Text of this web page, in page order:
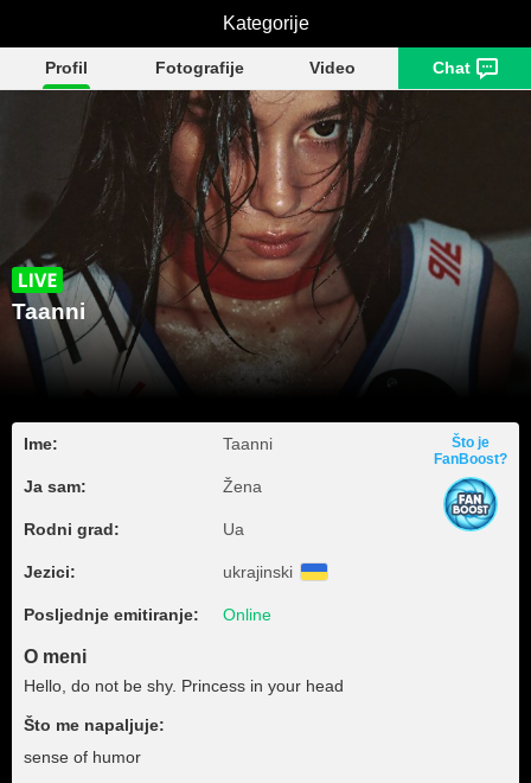
Taanni
Profil Fotografije Video Chat
Taanni
Ime: Taanni
Ja sam: Žena
Rodni grad: Ua
Jezici: ukrajinski
Posljednje emitiranje: Online
Što je
FanBoost?
O meni
Hello, do not be shy. Princess in your head
Što me napaljuje:
sense of humor
Kategorije